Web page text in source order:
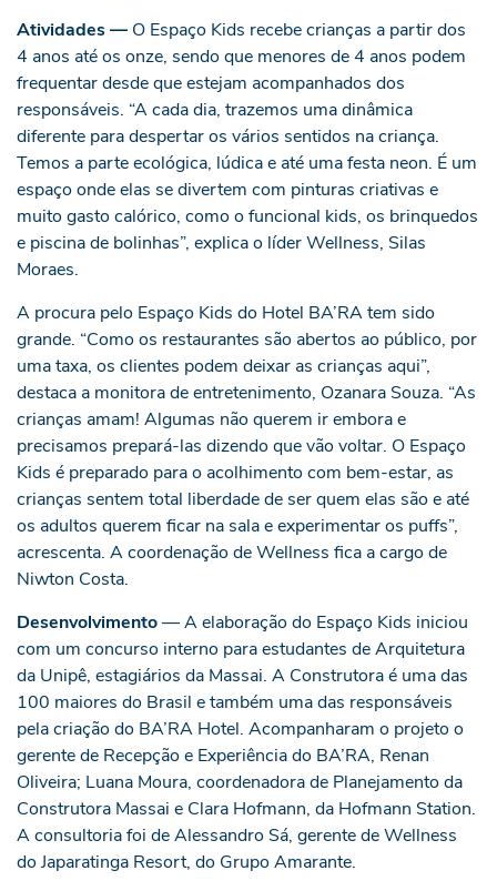
Atividades — O Espaço Kids recebe crianças a partir dos
4 anos até os onze, sendo que menores de 4 anos podem
frequentar desde que estejam acompanhados dos
responsáveis. “A cada dia, trazemos uma dinâmica
diferente para despertar os vários sentidos na criança.
Temos a parte ecológica, lúdica e até uma festa neon. É um
espaço onde elas se divertem com pinturas criativas e
muito gasto calórico, como o funcional kids, os brinquedos
e piscina de bolinhas”, explica o líder Wellness, Silas
Moraes.
A procura pelo Espaço Kids do Hotel BA’RA tem sido
grande. “Como os restaurantes são abertos ao público, por
uma taxa, os clientes podem deixar as crianças aqui”,
destaca a monitora de entretenimento, Ozanara Souza. “As
crianças amam! Algumas não querem ir embora e
precisamos prepará-las dizendo que vão voltar. O Espaço
Kids é preparado para o acolhimento com bem-estar, as
crianças sentem total liberdade de ser quem elas são e até
os adultos querem ficar na sala e experimentar os puffs”,
acrescenta. A coordenação de Wellness fica a cargo de
Niwton Costa.
Desenvolvimento— A elaboração do Espaço Kids iniciou
com um concurso interno para estudantes de Arquitetura
da Unipê, estagiários da Massai. A Construtora é uma das
100 maiores do Brasil e também uma das responsáveis
pela criação do BA’RA Hotel. Acompanharam o projeto o
gerente de Recepção e Experiência do BA’RA, Renan
Oliveira; Luana Moura, coordenadora de Planejamento da
Construtora Massai e Clara Hofmann, da Hofmann Station.
A consultoria foi de Alessandro Sá, gerente de Wellness
do Japaratinga Resort, do Grupo Amarante.